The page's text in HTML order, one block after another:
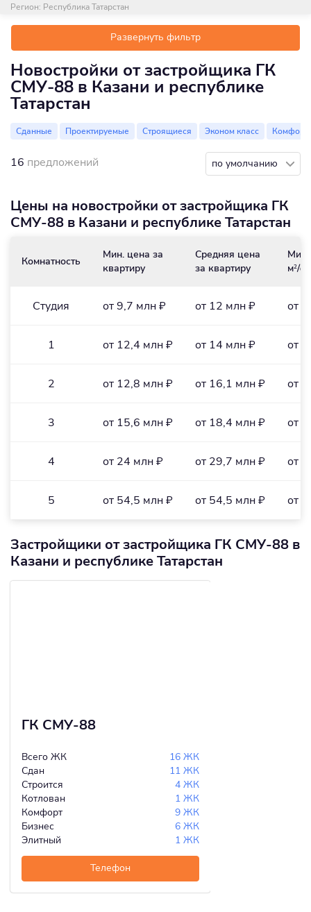
Регион: Республика Татарстан
Развернуть фильтр
Новостройки от застройщика ГК
СМУ-88 в Казани и республике
Татарстан
Сданные Проектируемые Строящиеся Эконом класс Комфорт
16 предложений по умолчанию
Цены на новостройки от застройщика ГК
СМУ-88 в Казани и республике Татарстан
Комнатность
Мин. цена за
квартиру
Средняя цена
за квартиру
Мин.
м2/₽
Студия от 9,7 млн ₽ от 12 млн ₽ от
1 от 12,4 млн ₽ от 14 млн ₽ от
2 от 12,8 млн ₽ от 16,1 млн ₽ от
3 от 15,6 млн ₽ от 18,4 млн ₽ от
4 от 24 млн ₽ от 29,7 млн ₽ от
5 от 54,5 млн ₽ от 54,5 млн ₽ от
Застройщики от застройщика ГК СМУ-88 в
Казани и республике Татарстан
ГК СМУ-88
Всего ЖК
16 ЖК
Сдан
11 ЖК
Строится
4 ЖК
Котлован
1 ЖК
Комфорт
9 ЖК
Бизнес
6 ЖК
Элитный
1 ЖК
Телефон